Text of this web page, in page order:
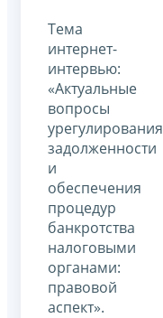
Тема
интернет-
интервью:
«Актуальные
вопросы
урегулирования
задолженности
и
обеспечения
процедур
банкротства
налоговыми
органами:
правовой
аспект».